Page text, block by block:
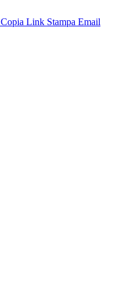
Copia Link Stampa Email